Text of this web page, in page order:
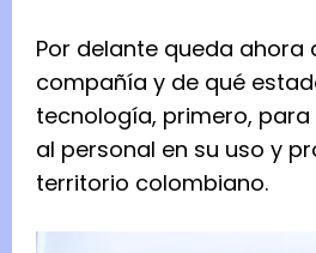
Por delante queda ahora
compañía y de qué
tecnología, primero,
al personal en su uso y
territorio colombiano.